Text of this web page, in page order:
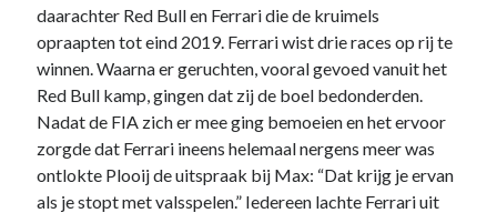
daarachter Red Bull en Ferrari die de kruimels
opraapten tot eind 2019. Ferrari wist drie races op rij te
winnen. Waarna er geruchten, vooral gevoed vanuit het
Red Bull kamp, gingen dat zij de boel bedonderden.
Nadat de FIA zich er mee ging bemoeien en het ervoor
zorgde dat Ferrari ineens helemaal nergens meer was
ontlokte Plooij de uitspraak bij Max: “Dat krijg je ervan
als je stopt met valsspelen.” Iedereen lachte Ferrari uit